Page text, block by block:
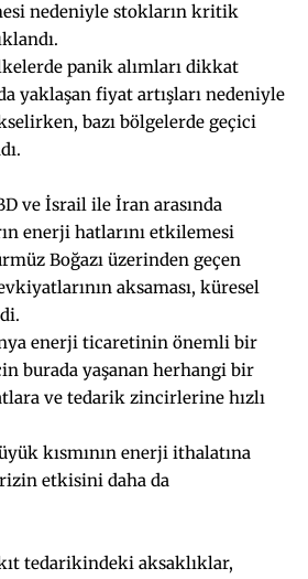
nedeniyle stokların kritik
panik alımları dikkat
yaklaşan fiyat artışları nedeniyle
bazı bölgelerde geçici
ve İsrail ile İran arasında
enerji hatlarını etkilemesi
Boğazı üzerinden geçen
aksaması, küresel
enerji ticaretinin önemli bir
burada yaşanan herhangi bir
ve tedarik zincirlerine hızlı
kısmının enerji ithalatına
etkisini daha da
tedarikindeki aksaklıklar,